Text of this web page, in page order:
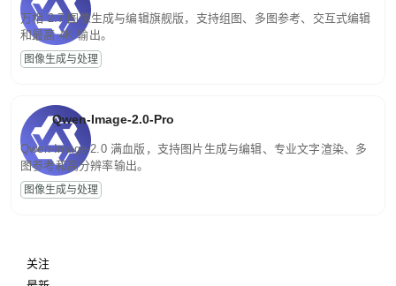
万相 2.7 图像生成与编辑旗舰版，支持组图、多图参考、交互式编辑
和最高 4K 输出。
图像生成与处理
Qwen-Image-2.0-Pro
Qwen-Image-2.0 满血版，支持图片生成与编辑、专业文字渲染、多
图参考和高分辨率输出。
图像生成与处理
关注